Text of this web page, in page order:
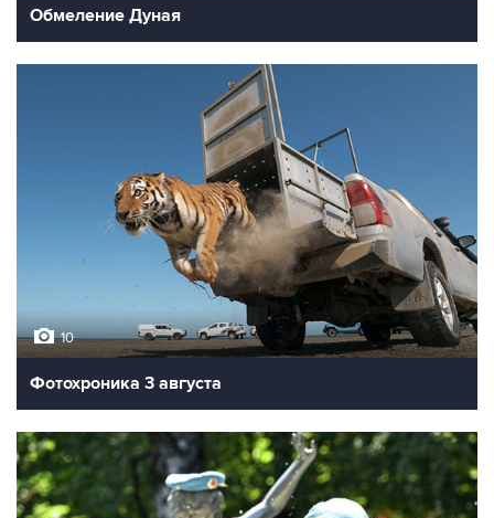
Обмеление Дуная
10
Фотохроника 3 августа